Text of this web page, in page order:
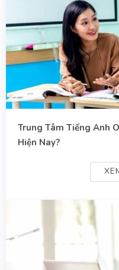
Trung Tâm Tiếng Anh
Hiện Nay?